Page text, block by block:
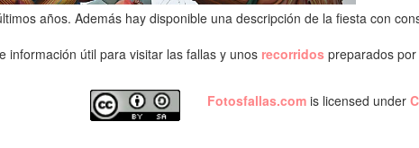
años. Además hay disponible una descripción de la fiesta con
e información útil para visitar las fallas y unos recorridos preparados
Fotosfallas.com is licensed under